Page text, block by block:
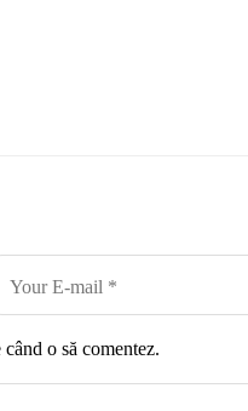
o să comentez.